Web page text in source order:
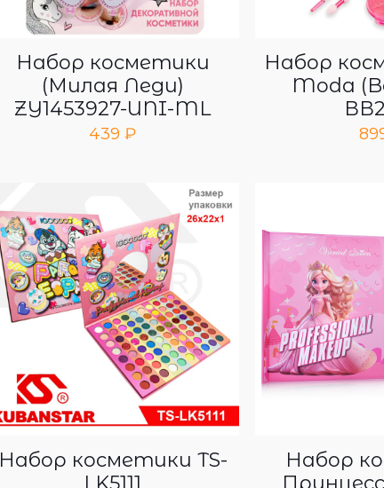
Набор косметики
(Милая Леди)
ZY1453927-UNI-ML
439₽
Набор
Moda
Набор косметики TS-
LK5111
Набор